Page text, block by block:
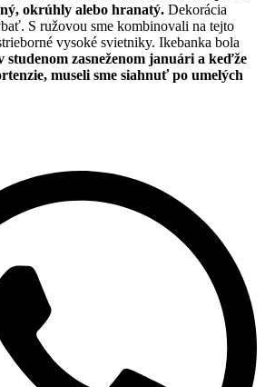
okrúhly alebo hranatý. Dekorácia
S ružovou sme kombinovali na tejto
vysoké svietniky. Ikebanka bola
studenom zasneženom januári a keďže
museli sme siahnuť po umelých